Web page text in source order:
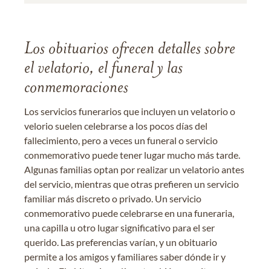
Los obituarios ofrecen detalles sobre
el velatorio, el funeral y las
conmemoraciones
Los servicios funerarios que incluyen un velatorio o
velorio suelen celebrarse a los pocos días del
fallecimiento, pero a veces un funeral o servicio
conmemorativo puede tener lugar mucho más tarde.
Algunas familias optan por realizar un velatorio antes
del servicio, mientras que otras prefieren un servicio
familiar más discreto o privado. Un servicio
conmemorativo puede celebrarse en una funeraria,
una capilla u otro lugar significativo para el ser
querido. Las preferencias varían, y un obituario
permite a los amigos y familiares saber dónde ir y